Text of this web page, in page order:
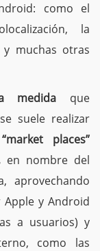
como el
la
y muchas otras
medida que
suele realizar
places”
en nombre del
aprovechando
y Android
a usuarios) y
como las